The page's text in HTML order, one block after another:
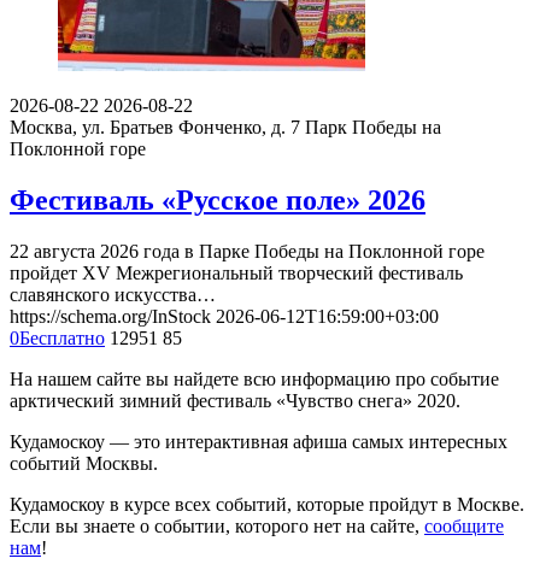
2026-08-22 2026-08-22
Москва, ул. Братьев Фонченко, д. 7 Парк Победы на
Поклонной горе
Фестиваль «Русское поле» 2026
22 августа 2026 года в Парке Победы на Поклонной горе
пройдет XV Межрегиональный творческий фестиваль
славянского искусства…
https://schema.org/InStock 2026-06-12T16:59:00+03:00
0Бесплатно 12951 85
На нашем сайте вы найдете всю информацию про событие
арктический зимний фестиваль «Чувство снега» 2020.
Кудамоскоу — это интерактивная афиша самых интересных
событий Москвы.
Кудамоскоу в курсе всех событий, которые пройдут в Москве.
Если вы знаете о событии, которого нет на сайте, сообщите
нам!